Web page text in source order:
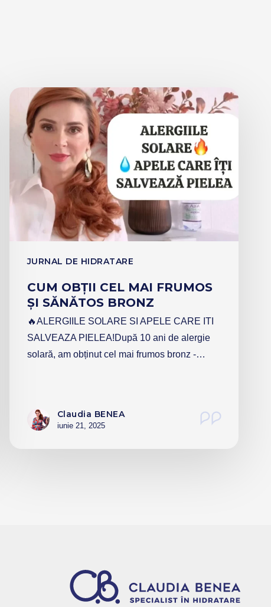
JURNAL DE HIDRATARE
CUM OBȚII CEL MAI FRUMOS
ȘI SĂNĂTOS BRONZ
🔥ALERGIILE SOLARE SI APELE CARE ITI
SALVEAZA PIELEA!După 10 ani de alergie
solară, am obținut cel mai frumos bronz -…
Claudia BENEA
iunie 21, 2025